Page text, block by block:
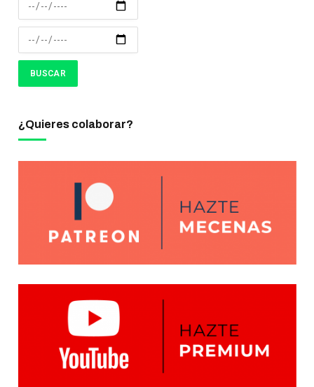
¿Quieres colaborar?